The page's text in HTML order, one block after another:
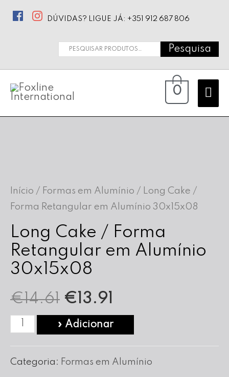
DÚVIDAS? LIGUE JÁ: +351 912 687 806
Pesquisar
Pesquisa
0
Início / Formas em Alumínio / Long Cake /
Forma Retangular em Alumínio 30x15x08
Long Cake / Forma
Retangular em Alumínio
30x15x08
€14.61 O
preço
€13.91
preço
Quantidade
Long
» Adicionar
Categoria: Formas em Alumínio